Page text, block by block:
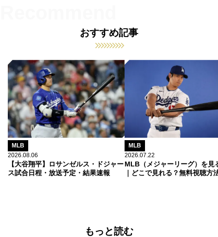
おすすめ記事
MLB
2026.08.06
【大谷翔平】ロサンゼルス・ドジャー
ス試合日程・放送予定・結果速報
MLB
2026.07.22
MLB（メジャーリーグ）を見
｜どこで見れる？無料視聴方
もっと読む